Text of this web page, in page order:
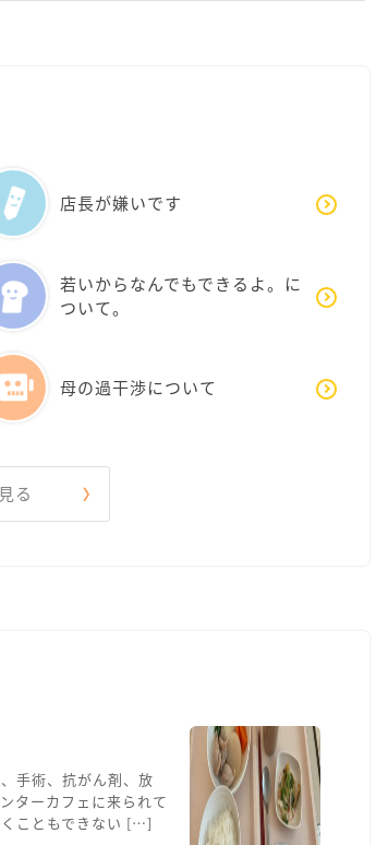
店長が嫌いです
若いからなんでもできるよ。に
ついて。
母の過干渉について
る
手術、抗がん剤、放
ターカフェに来られて
こともできない […]